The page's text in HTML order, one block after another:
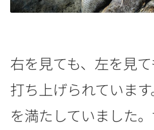
右を見ても、左を見
打ち上げられていま
を満たしていました